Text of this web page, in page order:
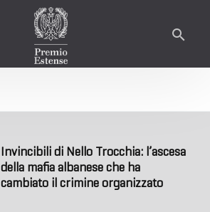
Invincibili di Nello Trocchia: l’ascesa
della mafia albanese che ha
cambiato il crimine organizzato